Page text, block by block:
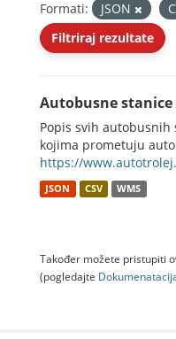
Formati:
JSON
Filtriraj rezultate
Autobusne
Popis svih autobusnih
kojima prometuju
https://
JSON CSV WMS
Također možete pristupiti
(pogledajte